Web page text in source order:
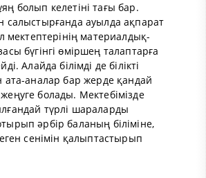
болып келетіні тағы бар.
салыстырғанда ауылда ақпарат
мектептерінің материалдық-
бүгінгі өміршең талаптарға
Алайда білімді де білікті
ата-аналар бар жерде қандай
болады. Мектебімізде
түрлі шараларды
әрбір баланың біліміне,
сенімін қалыптастырып